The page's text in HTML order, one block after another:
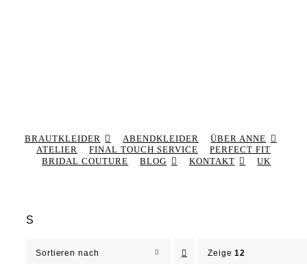
BRAUTKLEIDER ABENDKLEIDER
ÜBER ANNE
ATELIER
FINAL TOUCH SERVICE
PERFECT FIT
BRIDAL COUTURE
BLOG KONTAKT UK
S
Sortieren nach Zeige12